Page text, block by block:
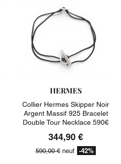
HERMES
Collier Hermes Skipper Noir
Argent Massif 925 Bracelet
Double Tour Necklace 590€
344,90 €
590,00 € neuf -42%